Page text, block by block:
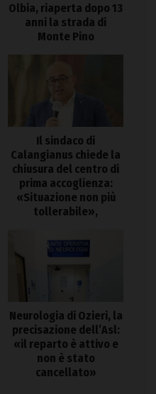
Olbia, riaperta dopo 13
anni la strada di
Monte Pino
Il sindaco di
Calangianus chiede la
chiusura del centro di
prima accoglienza:
«Situazione non più
tollerabile»,
Neurologia di Ozieri, la
precisazione dell’Asl:
«il reparto è attivo e
non è stato
cancellato»